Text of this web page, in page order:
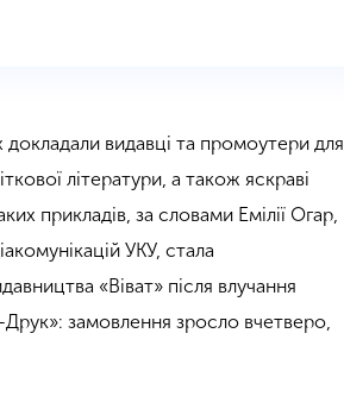
видавці та промоутери для
літератури, а також яскраві
прикладів, за словами Емілії Огар,
УКУ, стала
«Віват» після влучання
замовлення зросло вчетверо,